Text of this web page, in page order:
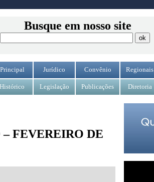
Busque em nosso site
Principal Jurídico Convênio Regionais
Histórico Legislação Publicações Diretoria
FEVEREIRO DE